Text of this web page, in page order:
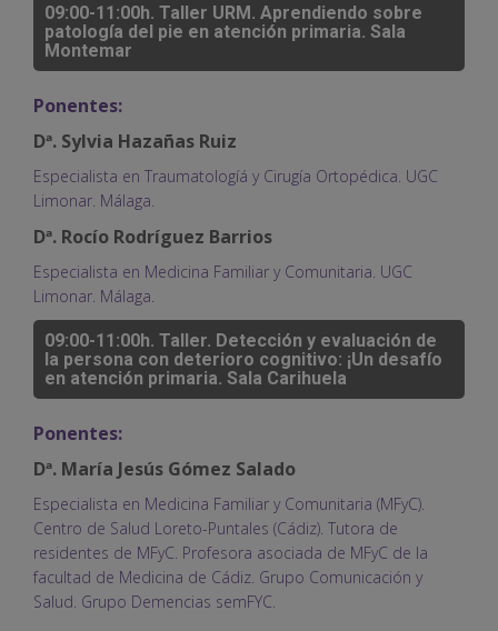
09:00-11:00h. Taller URM. Aprendiendo sobre
patología del pie en atención primaria. Sala
Montemar
Ponentes:
Dª. Sylvia Hazañas Ruiz
Especialista en Traumatologíá y Cirugía Ortopédica. UGC
Limonar. Málaga.
Dª. Rocío Rodríguez Barrios
Especialista en Medicina Familiar y Comunitaria. UGC
Limonar. Málaga.
09:00-11:00h. Taller. Detección y evaluación de
la persona con deterioro cognitivo: ¡Un desafío
en atención primaria. Sala Carihuela
Ponentes:
Dª. María Jesús Gómez Salado
Especialista en Medicina Familiar y Comunitaria (MFyC).
Centro de Salud Loreto-Puntales (Cádiz). Tutora de
residentes de MFyC. Profesora asociada de MFyC de la
facultad de Medicina de Cádiz. Grupo Comunicación y
Salud. Grupo Demencias semFYC.